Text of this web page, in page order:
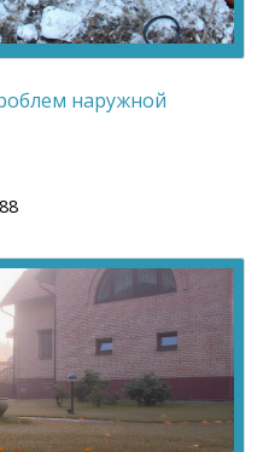
наружной